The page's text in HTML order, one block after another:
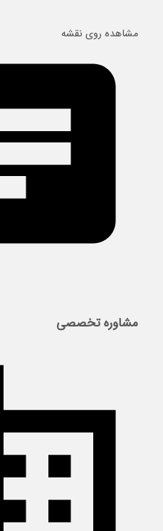
مشاهده روی نقشه
مشاوره تخصصی